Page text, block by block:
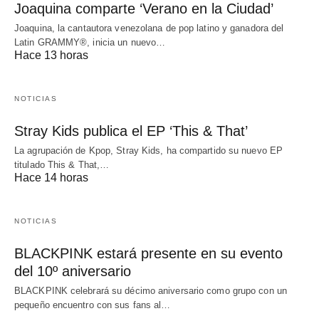
Joaquina comparte ‘Verano en la Ciudad’
Joaquina, la cantautora venezolana de pop latino y ganadora del
Latin GRAMMY®, inicia un nuevo…
Hace 13 horas
NOTICIAS
Stray Kids publica el EP ‘This & That’
La agrupación de Kpop, Stray Kids, ha compartido su nuevo EP
titulado This & That,…
Hace 14 horas
NOTICIAS
BLACKPINK estará presente en su evento
del 10º aniversario
BLACKPINK celebrará su décimo aniversario como grupo con un
pequeño encuentro con sus fans al…